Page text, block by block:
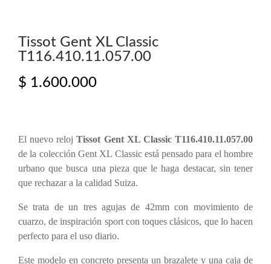
Tissot Gent XL Classic
T116.410.11.057.00
$ 1.600.000
El nuevo relojTissot Gent XL Classic T116.410.11.057.00
de la colección Gent XL Classic está pensado para el hombre
urbano que busca una pieza que le haga destacar, sin tener
que rechazar a la calidad Suiza.
Se trata de un tres agujas de 42mm con movimiento de
cuarzo, de inspiración sport con toques clásicos, que lo hacen
perfecto para el uso diario.
Este modelo en concreto presenta un brazalete y una caja de